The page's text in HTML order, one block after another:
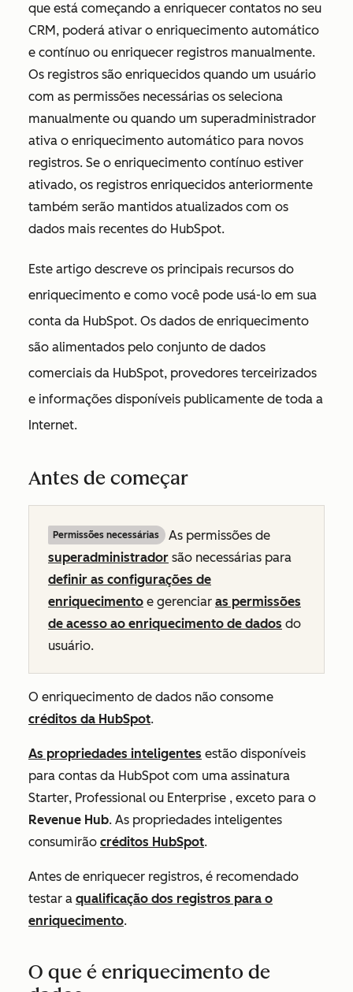
que está começando a enriquecer contatos no seu
CRM, poderá ativar o enriquecimento automático
e contínuo ou enriquecer registros manualmente.
Os registros são enriquecidos quando um usuário
com as permissões necessárias os seleciona
manualmente ou quando um superadministrador
ativa o enriquecimento automático para novos
registros. Se o enriquecimento contínuo estiver
ativado, os registros enriquecidos anteriormente
também serão mantidos atualizados com os
dados mais recentes do HubSpot.
Este artigo descreve os principais recursos do
enriquecimento e como você pode usá-lo em sua
conta da HubSpot. Os dados de enriquecimento
são alimentados pelo conjunto de dados
comerciais da HubSpot, provedores terceirizados
e informações disponíveis publicamente de toda a
Internet.
Antes de começar
Permissões necessárias
As permissões de
superadministrador são necessárias para
definir as configurações de
enriquecimento e gerenciar as permissões
de acesso ao enriquecimento de dados do
usuário.
O enriquecimento de dados não consome
créditos da HubSpot.
As propriedades inteligentes estão disponíveis
para contas da HubSpot com uma assinatura
Starter, Professional ou Enterprise , exceto para o
Revenue Hub. As propriedades inteligentes
consumirão créditos HubSpot.
Antes de enriquecer registros, é recomendado
testar a qualificação dos registros para o
enriquecimento.
O que é enriquecimento de